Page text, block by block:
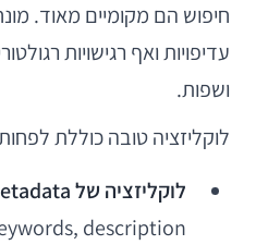
חיפוש הם מקומיים מאוד.
עדיפויות ואף רגישויות
ושפות.
לוקליזציה טובה כוללת
לוקליזציה של metadata: